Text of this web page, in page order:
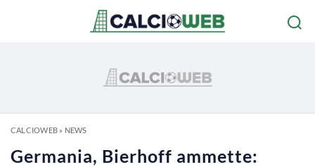
CALCIOWEB» NEWS
Germania, Bierhoff ammette: